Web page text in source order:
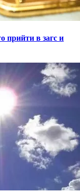
прийти в загс и